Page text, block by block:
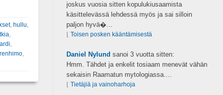
, hullu
,
joskus vuosia sitten kopulukiusaamista
käsittelevässä lehdessä myös ja sai silloin
paljon hyvä�...
Toisen posken kääntämisestä
Daniel Nylund sanoi 3 vuotta sitten:
Hmm. Tähdet ja enkelit tosiaam menevät vähän
sekaisin Raamatun mytologiassa....
Tietäjiä ja vainoharhoja